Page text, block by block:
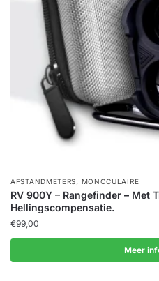
AFSTANDMETERS, MONOCULAIRE
RV 900Y – Rangefinder – Met
Hellingscompensatie.
€99,00
Meer